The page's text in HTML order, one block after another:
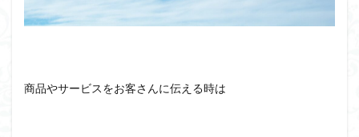
商品やサービスをお客さんに伝える時は